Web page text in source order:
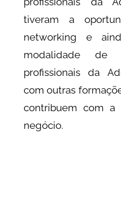
tiveram a
networking e
modalidade de
profissionais da
com outras
contribuem com a
negócio.